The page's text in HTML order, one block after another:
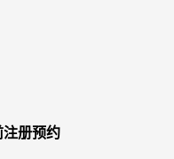
注册预约